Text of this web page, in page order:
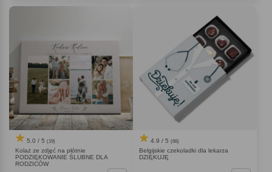
5.0 / 5 (19)
Kolaż ze zdjęć na płótnie
PODZIĘKOWANIE ŚLUBNE DLA
RODZICÓW
4.9 / 5 (66)
Belgijskie czekoladki dla lekarza
DZIĘKUJĘ